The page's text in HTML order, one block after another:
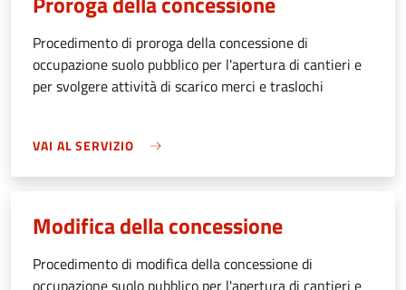
Procedimento di proroga della concessione di
occupazione suolo pubblico per l'apertura di cantieri e
per svolgere attività di scarico merci e traslochi
VAI AL SERVIZIO
Modifica della concessione
Procedimento di modifica della concessione di